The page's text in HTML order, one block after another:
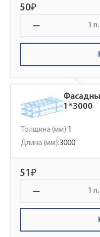
50₽
1*3000
Толщина (мм):1
Длина (мм):3000
51₽